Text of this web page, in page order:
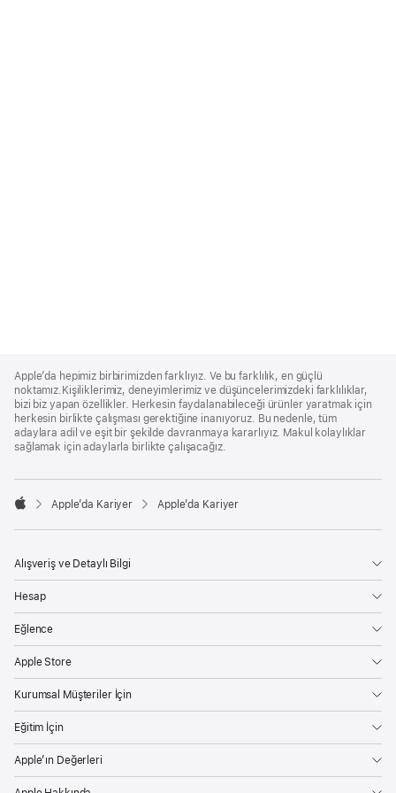
Footer
Apple’da hepimiz birbirimizden farklıyız. Ve bu farklılık, en güçlü
noktamız.Kişiliklerimiz, deneyimlerimiz ve düşüncelerimizdeki farklılıklar,
bizi biz yapan özellikler. Herkesin faydalanabileceği ürünler yaratmak için
herkesin birlikte çalışması gerektiğine inanıyoruz. Bu nedenle, tüm
adaylara adil ve eşit bir şekilde davranmaya kararlıyız. Makul kolaylıklar
sağlamak için adaylarla birlikte çalışacağız.

Apple’da Kariyer Apple’da Kariyer
Alışveriş ve Detaylı Bilgi
Hesap
Eğlence
Apple Store
Kurumsal Müşteriler İçin
Eğitim İçin
Apple’ın Değerleri